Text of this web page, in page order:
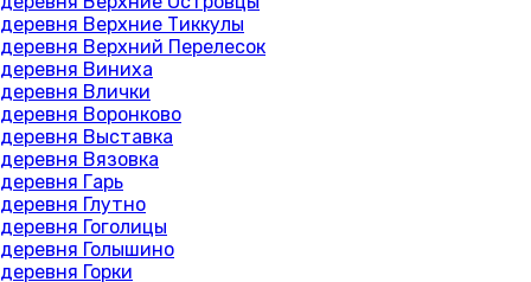
деревня Верхние Тиккулы
деревня Верхний Перелесок
деревня Виниха
деревня Влички
деревня Воронково
деревня Выставка
деревня Вязовка
деревня Гарь
деревня Глутно
деревня Гоголицы
деревня Голышино
деревня Горки